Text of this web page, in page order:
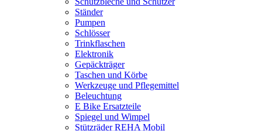
Ständer
Pumpen
Schlösser
Trinkflaschen
Elektronik
Gepäckträger
Taschen und Körbe
Werkzeuge und Pflegemittel
Beleuchtung
E Bike Ersatzteile
Spiegel und Wimpel
Stützräder REHA Mobil